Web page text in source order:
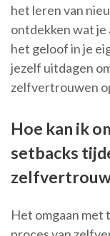
het leren van
ontdekken wat
het geloof in je
jezelf uitdagen
zelfvertrouwen
Hoe kan ik
setbacks
Het omgaan met